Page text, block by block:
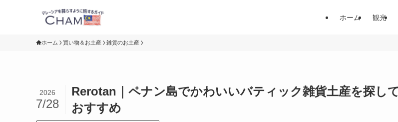
ホーム 観光
ホーム 買い物＆お土産 雑貨のお土産
Rerotan｜ペナン島でかわいいバティック雑貨土産を探し
おすすめ
2026
7/28